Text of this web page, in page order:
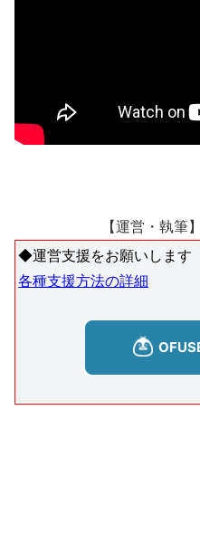
【運営・執筆
◆運営支援をお願いします
各種支援方法の詳細